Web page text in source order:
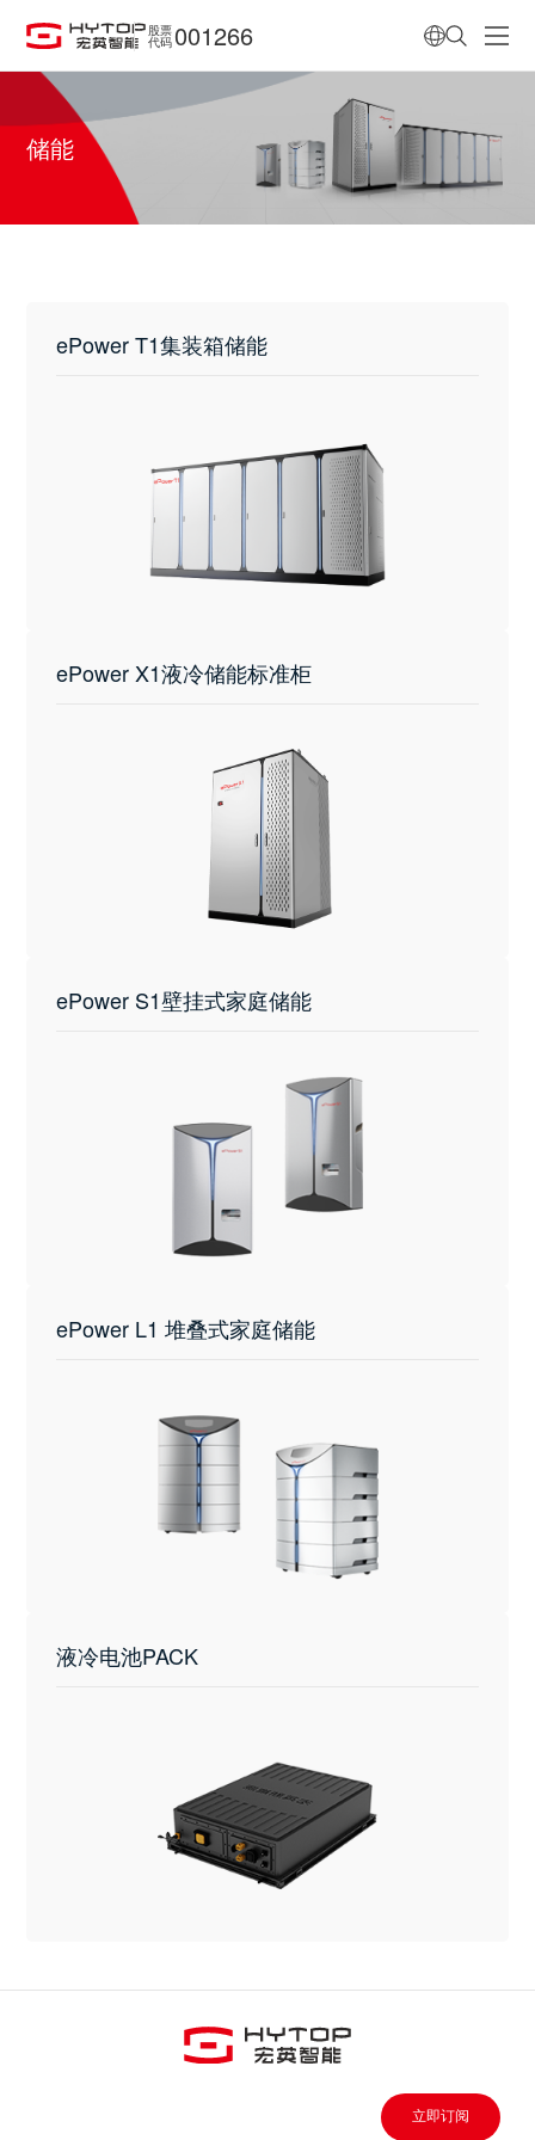
股票
代码 001266
储能
ePower T1集装箱储能
ePower X1液冷储能标准柜
ePower S1壁挂式家庭储能
ePower L1 堆叠式家庭储能
液冷电池PACK
立即订阅